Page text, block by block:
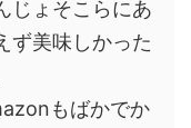
じょそこらにあ
ず美味しかった
もばかでか